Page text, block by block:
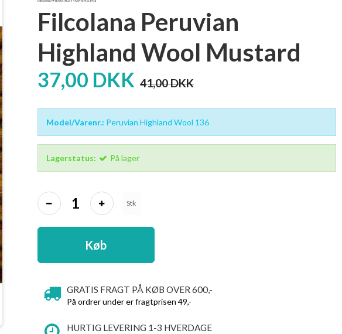
Filcolana Peruvian
Highland Wool Mustard
37,00 DKK 41,00 DKK
Model/Varenr.: Peruvian Highland Wool 136
Lagerstatus: På lager
Stk
Køb
GRATIS FRAGT PÅ KØB OVER 600,-
På ordrer under er fragtprisen 49,-
HURTIG LEVERING 1-3 HVERDAGE